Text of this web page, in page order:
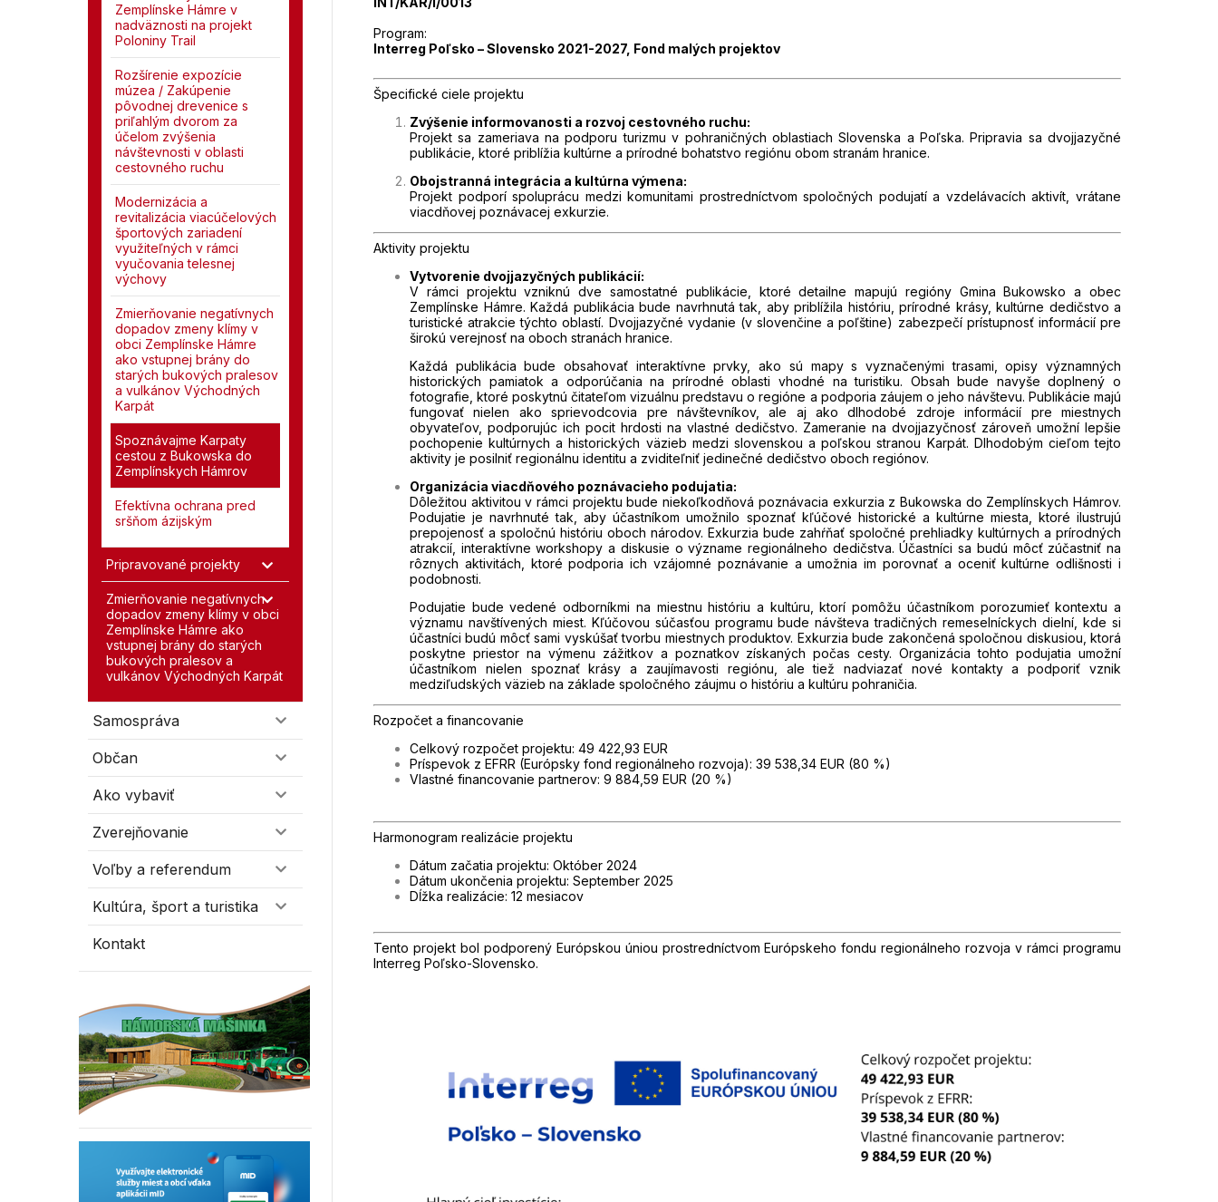
Zemplínske Hámre v
nadväznosti na projekt
Poloniny Trail
Rozšírenie expozície
múzea / Zakúpenie
pôvodnej drevenice s
priľahlým dvorom za
účelom zvýšenia
návštevnosti v oblasti
cestovného ruchu
Modernizácia a
revitalizácia viacúčelových
športových zariadení
využiteľných v rámci
vyučovania telesnej
výchovy
Zmierňovanie negatívnych
dopadov zmeny klímy v
obci Zemplínske Hámre
ako vstupnej brány do
starých bukových pralesov
a vulkánov Východných
Karpát
Spoznávajme Karpaty
cestou z Bukowska do
Zemplínskych Hámrov
Efektívna ochrana pred
sršňom ázijským
Pripravované projekty
Zmierňovanie negatívnych
dopadov zmeny klímy v obci
Zemplínske Hámre ako
vstupnej brány do starých
bukových pralesov a
vulkánov Východných Karpát
Samospráva
Občan
Ako vybaviť
Zverejňovanie
Voľby a referendum
Kultúra, šport a turistika
Kontakt
Program:
Interreg Poľsko – Slovensko 2021-2027, Fond malých projektov
Špecifické ciele projektu
Zvýšenie informovanosti a rozvoj cestovného ruchu:
Projekt sa zameriava na podporu turizmu v pohraničných oblastiach Slovenska a Poľska. Pripravia sa dvojjazyčné
publikácie, ktoré priblížia kultúrne a prírodné bohatstvo regiónu obom stranám hranice.
Obojstranná integrácia a kultúrna výmena:
Projekt podporí spoluprácu medzi komunitami prostredníctvom spoločných podujatí a vzdelávacích aktivít, vrátane
viacdňovej poznávacej exkurzie.
Aktivity projektu
Vytvorenie dvojjazyčných publikácií:
V rámci projektu vzniknú dve samostatné publikácie, ktoré detailne mapujú regióny Gmina Bukowsko a obec
Zemplínske Hámre. Každá publikácia bude navrhnutá tak, aby priblížila históriu, prírodné krásy, kultúrne dedičstvo a
turistické atrakcie týchto oblastí. Dvojjazyčné vydanie (v slovenčine a poľštine) zabezpečí prístupnosť informácií pre
širokú verejnosť na oboch stranách hranice.
Každá publikácia bude obsahovať interaktívne prvky, ako sú mapy s vyznačenými trasami, opisy významných
historických pamiatok a odporúčania na prírodné oblasti vhodné na turistiku. Obsah bude navyše doplnený o
fotografie, ktoré poskytnú čitateľom vizuálnu predstavu o regióne a podporia záujem o jeho návštevu. Publikácie majú
fungovať nielen ako sprievodcovia pre návštevníkov, ale aj ako dlhodobé zdroje informácií pre miestnych
obyvateľov, podporujúc ich pocit hrdosti na vlastné dedičstvo. Zameranie na dvojjazyčnosť zároveň umožní lepšie
pochopenie kultúrnych a historických väzieb medzi slovenskou a poľskou stranou Karpát. Dlhodobým cieľom tejto
aktivity je posilniť regionálnu identitu a zviditeľniť jedinečné dedičstvo oboch regiónov.
Organizácia viacdňového poznávacieho podujatia:
Dôležitou aktivitou v rámci projektu bude niekoľkodňová poznávacia exkurzia z Bukowska do Zemplínskych Hámrov.
Podujatie je navrhnuté tak, aby účastníkom umožnilo spoznať kľúčové historické a kultúrne miesta, ktoré ilustrujú
prepojenosť a spoločnú históriu oboch národov. Exkurzia bude zahŕňať spoločné prehliadky kultúrnych a prírodných
atrakcií, interaktívne workshopy a diskusie o význame regionálneho dedičstva. Účastníci sa budú môcť zúčastniť na
rôznych aktivitách, ktoré podporia ich vzájomné poznávanie a umožnia im porovnať a oceniť kultúrne odlišnosti i
podobnosti.
Podujatie bude vedené odborníkmi na miestnu históriu a kultúru, ktorí pomôžu účastníkom porozumieť kontextu a
významu navštívených miest. Kľúčovou súčasťou programu bude návšteva tradičných remeselníckych dielní, kde si
účastníci budú môcť sami vyskúšať tvorbu miestnych produktov. Exkurzia bude zakončená spoločnou diskusiou, ktorá
poskytne priestor na výmenu zážitkov a poznatkov získaných počas cesty. Organizácia tohto podujatia umožní
účastníkom nielen spoznať krásy a zaujímavosti regiónu, ale tiež nadviazať nové kontakty a podporiť vznik
medziľudských väzieb na základe spoločného záujmu o históriu a kultúru pohraničia.
Rozpočet a financovanie
Celkový rozpočet projektu: 49 422,93 EUR
Príspevok z EFRR (Európsky fond regionálneho rozvoja): 39 538,34 EUR (80 %)
Vlastné financovanie partnerov: 9 884,59 EUR (20 %)
Harmonogram realizácie projektu
Dátum začatia projektu: Október 2024
Dátum ukončenia projektu: September 2025
Dĺžka realizácie: 12 mesiacov
Tento projekt bol podporený Európskou úniou prostredníctvom Európskeho fondu regionálneho rozvoja v rámci programu
Interreg Poľsko-Slovensko.